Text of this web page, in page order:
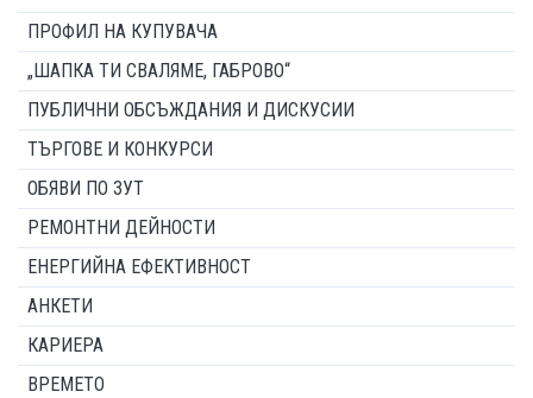
ПРОФИЛ НА КУПУВАЧА
„ШАПКА ТИ СВАЛЯМЕ, ГАБРОВО“
ПУБЛИЧНИ ОБСЪЖДАНИЯ И ДИСКУСИИ
ТЪРГОВЕ И КОНКУРСИ
ОБЯВИ ПО ЗУТ
РЕМОНТНИ ДЕЙНОСТИ
ЕНЕРГИЙНА ЕФЕКТИВНОСТ
АНКЕТИ
КАРИЕРА
ВРЕМЕТО